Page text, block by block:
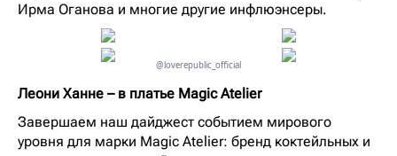
Ирма Оганова и многие другие инфлюэнсеры.
@loverepublic_official
Леони Ханне – в платье Magic Atelier
Завершаем наш дайджест событием мирового
уровня для марки Magic Atelier: бренд коктейльных и